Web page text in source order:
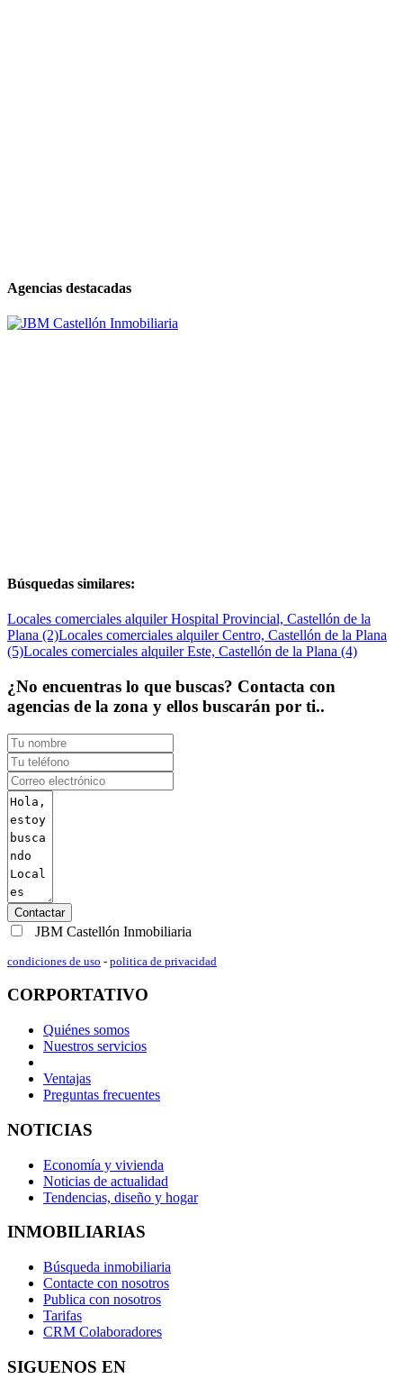
Agencias destacadas
Búsquedas similares:
Locales comerciales alquiler Hospital Provincial, Castellón de la
Plana (2)Locales comerciales alquiler Centro, Castellón de la Plana
(5)Locales comerciales alquiler Este, Castellón de la Plana (4)
¿No encuentras lo que buscas? Contacta con
agencias de la zona y ellos buscarán por ti..
Contactar
JBM Castellón Inmobiliaria
condiciones de uso - politica de privacidad
CORPORTATIVO
Quiénes somos
Nuestros servicios
Ventajas
Preguntas frecuentes
NOTICIAS
Economía y vivienda
Noticias de actualidad
Tendencias, diseño y hogar
INMOBILIARIAS
Búsqueda inmobiliaria
Contacte con nosotros
Publica con nosotros
Tarifas
CRM Colaboradores
SIGUENOS EN